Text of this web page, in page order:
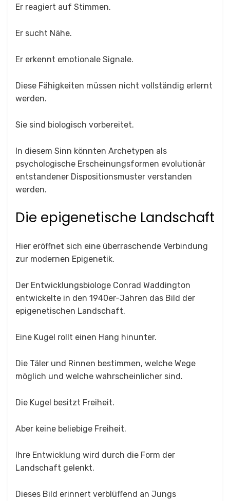
Er reagiert auf Stimmen.
Er sucht Nähe.
Er erkennt emotionale Signale.
Diese Fähigkeiten müssen nicht vollständig erlernt
werden.
Sie sind biologisch vorbereitet.
In diesem Sinn könnten Archetypen als
psychologische Erscheinungsformen evolutionär
entstandener Dispositionsmuster verstanden
werden.
Die epigenetische Landschaft
Hier eröffnet sich eine überraschende Verbindung
zur modernen Epigenetik.
Der Entwicklungsbiologe Conrad Waddington
entwickelte in den 1940er-Jahren das Bild der
epigenetischen Landschaft.
Eine Kugel rollt einen Hang hinunter.
Die Täler und Rinnen bestimmen, welche Wege
möglich und welche wahrscheinlicher sind.
Die Kugel besitzt Freiheit.
Aber keine beliebige Freiheit.
Ihre Entwicklung wird durch die Form der
Landschaft gelenkt.
Dieses Bild erinnert verblüffend an Jungs